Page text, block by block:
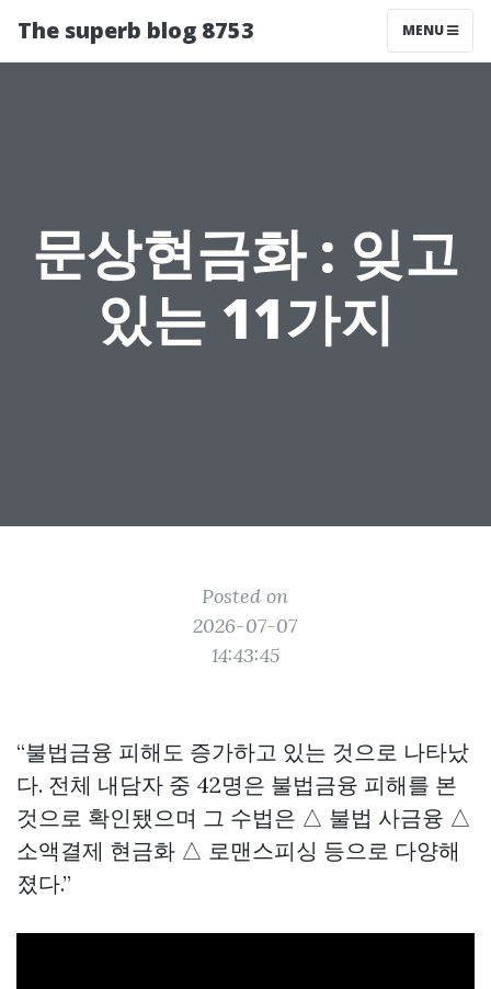
The superb blog 8753 MENU
문상현금화 : 잊고
있는 11가지
Posted on
2026-07-07
14:43:45
“불법금융 피해도 증가하고 있는 것으로 나타났
다. 전체 내담자 중 42명은 불법금융 피해를 본
것으로 확인됐으며 그 수법은 △ 불법 사금융 △
소액결제 현금화 △ 로맨스피싱 등으로 다양해
졌다.”